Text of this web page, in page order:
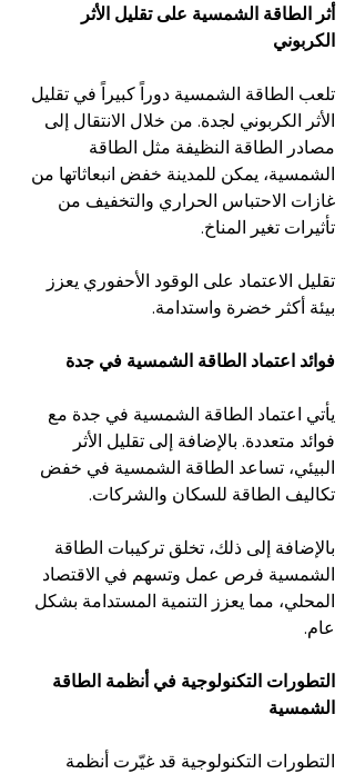
أثر الطاقة الشمسية على تقليل الأثر
الكربوني
تلعب الطاقة الشمسية دوراً كبيراً في تقليل
الأثر الكربوني لجدة. من خلال الانتقال إلى
مصادر الطاقة النظيفة مثل الطاقة
الشمسية، يمكن للمدينة خفض انبعاثاتها من
غازات الاحتباس الحراري والتخفيف من
تأثيرات تغير المناخ.
تقليل الاعتماد على الوقود الأحفوري يعزز
بيئة أكثر خضرة واستدامة.
فوائد اعتماد الطاقة الشمسية في جدة
يأتي اعتماد الطاقة الشمسية في جدة مع
فوائد متعددة. بالإضافة إلى تقليل الأثر
البيئي، تساعد الطاقة الشمسية في خفض
تكاليف الطاقة للسكان والشركات.
بالإضافة إلى ذلك، تخلق تركيبات الطاقة
الشمسية فرص عمل وتسهم في الاقتصاد
المحلي، مما يعزز التنمية المستدامة بشكل
عام.
التطورات التكنولوجية في أنظمة الطاقة
الشمسية
التطورات التكنولوجية قد غيّرت أنظمة